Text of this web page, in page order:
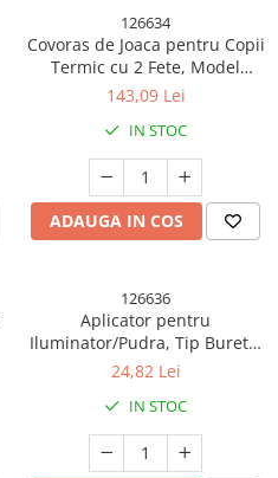
126634
Covoras de Joaca pentru Copii
Termic cu 2 Fete, Model
Veverite si Elefanti, cu Spuma,
200cm x 180cm x 1cm
143,09 Lei
IN STOC
ADAUGA IN COS
126636
Aplicator pentru
Iluminator/Pudra, Tip Buretel
Pufos, Kevin &amp; Coco, 9.6
24,82 Lei
IN STOC